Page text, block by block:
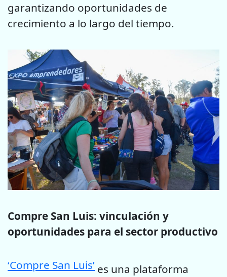
garantizando oportunidades de
crecimiento a lo largo del tiempo.
Compre San Luis: vinculación y
oportunidades para el sector productivo
‘Compre San Luis’ es una plataforma